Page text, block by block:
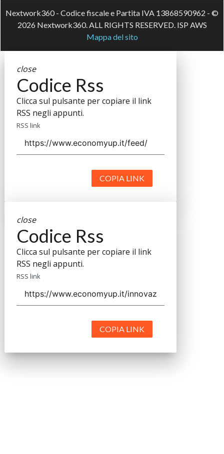
Nextwork360 - Codice fiscale e Partita IVA 13868590962 - ©
2026 Nextwork360. ALL RIGHTS RESERVED. ISP AWS
Mappa del sito
close
Codice Rss
Clicca sul pulsante per copiare il link
RSS negli appunti.
RSS link
COPIA LINK
close
Codice Rss
Clicca sul pulsante per copiare il link
RSS negli appunti.
RSS link
COPIA LINK